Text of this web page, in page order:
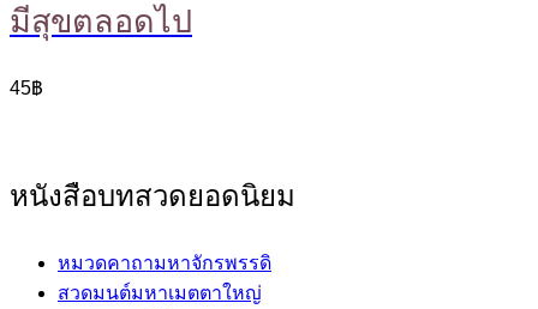
มีสุขตลอดไป
45฿
หนังสือบทสวดยอดนิยม
หมวดคาถามหาจักรพรรดิ
สวดมนต์มหาเมตตาใหญ่